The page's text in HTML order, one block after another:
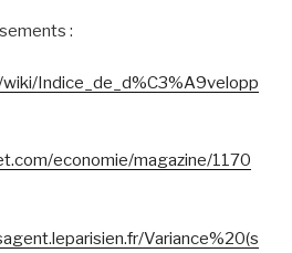
:
Indice_de_d%C3%A9velopp
economie/magazine/1170
Variance%20(s